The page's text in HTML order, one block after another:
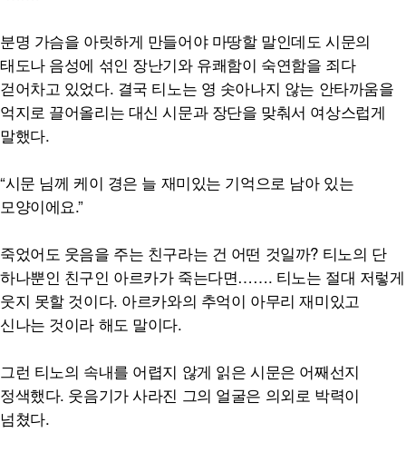
분명 가슴을 아릿하게 만들어야 마땅할 말인데도 시문의
태도나 음성에 섞인 장난기와 유쾌함이 숙연함을 죄다
걷어차고 있었다. 결국 티노는 영 솟아나지 않는 안타까움을
억지로 끌어올리는 대신 시문과 장단을 맞춰서 여상스럽게
말했다.
“시문 님께 케이 경은 늘 재미있는 기억으로 남아 있는
모양이에요.”
죽었어도 웃음을 주는 친구라는 건 어떤 것일까? 티노의 단
하나뿐인 친구인 아르카가 죽는다면……. 티노는 절대 저렇게
웃지 못할 것이다. 아르카와의 추억이 아무리 재미있고
신나는 것이라 해도 말이다.
그런 티노의 속내를 어렵지 않게 읽은 시문은 어째선지
정색했다. 웃음기가 사라진 그의 얼굴은 의외로 박력이
넘쳤다.